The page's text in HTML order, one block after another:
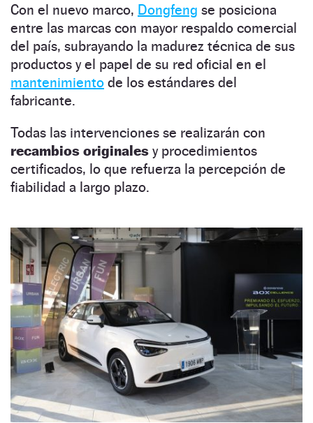
Con el nuevo marco, Dongfeng se posiciona
entre las marcas con mayor respaldo comercial
del país, subrayando la madurez técnica de sus
productos y el papel de su red oficial en el
mantenimiento de los estándares del
fabricante.
Todas las intervenciones se realizarán con
recambios originales y procedimientos
certificados, lo que refuerza la percepción de
fiabilidad a largo plazo.